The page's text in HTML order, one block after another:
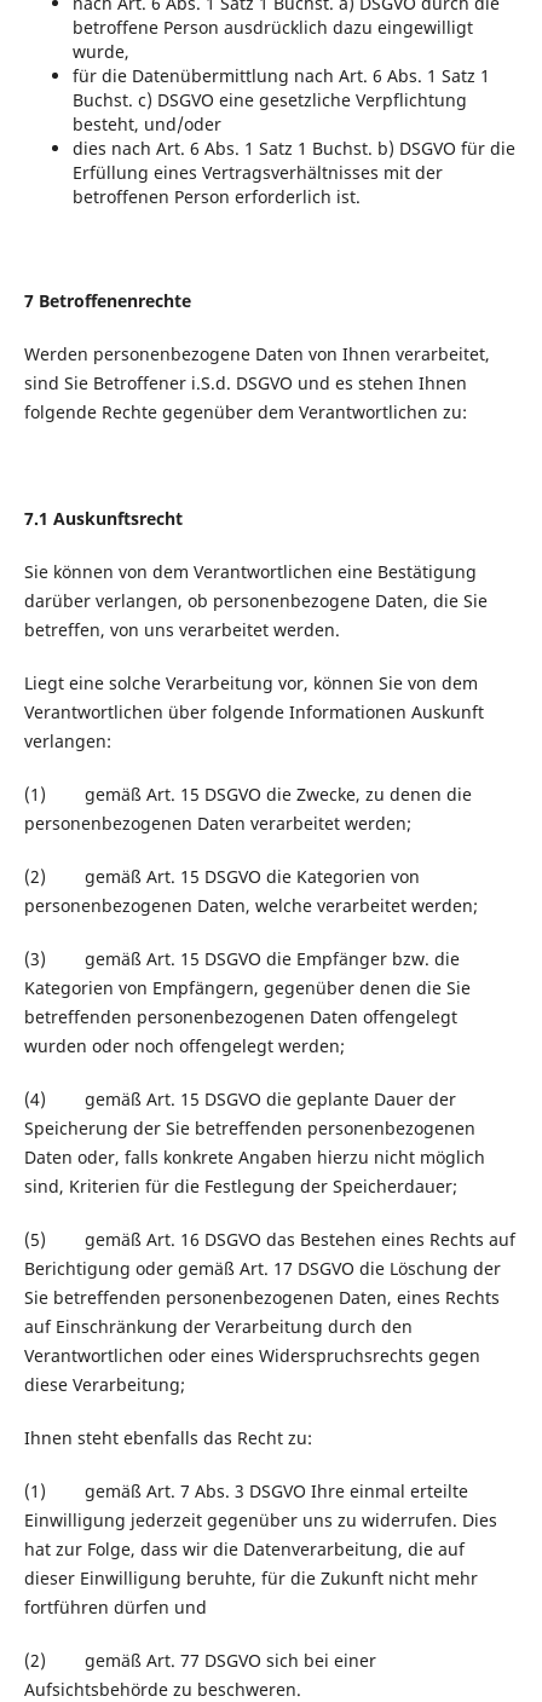
betroffene Person ausdrücklich dazu eingewilligt
wurde,
für die Datenübermittlung nach Art. 6 Abs. 1 Satz 1
Buchst. c) DSGVO eine gesetzliche Verpflichtung
besteht, und/oder
dies nach Art. 6 Abs. 1 Satz 1 Buchst. b) DSGVO für die
Erfüllung eines Vertragsverhältnisses mit der
betroffenen Person erforderlich ist.
7 Betroffenenrechte
Werden personenbezogene Daten von Ihnen verarbeitet,
sind Sie Betroffener i.S.d. DSGVO und es stehen Ihnen
folgende Rechte gegenüber dem Verantwortlichen zu:
7.1 Auskunftsrecht
Sie können von dem Verantwortlichen eine Bestätigung
darüber verlangen, ob personenbezogene Daten, die Sie
betreffen, von uns verarbeitet werden.
Liegt eine solche Verarbeitung vor, können Sie von dem
Verantwortlichen über folgende Informationen Auskunft
verlangen:
(1) gemäß Art. 15 DSGVO die Zwecke, zu denen die
personenbezogenen Daten verarbeitet werden;
(2) gemäß Art. 15 DSGVO die Kategorien von
personenbezogenen Daten, welche verarbeitet werden;
(3) gemäß Art. 15 DSGVO die Empfänger bzw. die
Kategorien von Empfängern, gegenüber denen die Sie
betreffenden personenbezogenen Daten offengelegt
wurden oder noch offengelegt werden;
(4) gemäß Art. 15 DSGVO die geplante Dauer der
Speicherung der Sie betreffenden personenbezogenen
Daten oder, falls konkrete Angaben hierzu nicht möglich
sind, Kriterien für die Festlegung der Speicherdauer;
(5) gemäß Art. 16 DSGVO das Bestehen eines Rechts auf
Berichtigung oder gemäß Art. 17 DSGVO die Löschung der
Sie betreffenden personenbezogenen Daten, eines Rechts
auf Einschränkung der Verarbeitung durch den
Verantwortlichen oder eines Widerspruchsrechts gegen
diese Verarbeitung;
Ihnen steht ebenfalls das Recht zu:
(1) gemäß Art. 7 Abs. 3 DSGVO Ihre einmal erteilte
Einwilligung jederzeit gegenüber uns zu widerrufen. Dies
hat zur Folge, dass wir die Datenverarbeitung, die auf
dieser Einwilligung beruhte, für die Zukunft nicht mehr
fortführen dürfen und
(2) gemäß Art. 77 DSGVO sich bei einer
Aufsichtsbehörde zu beschweren.